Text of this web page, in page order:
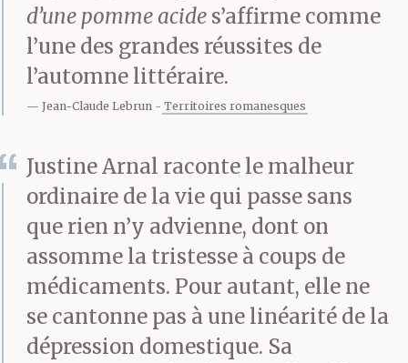
femme et ses trois
filles : « Ce soir, c’est
moi qui ai la télé. »
prévient pas, mais cela
ne l’empêche pas de
l’avoir (sauf exceptions
– rares, âprement
négociées).
d’une pomme acide s’affirme comme
l’une des grandes réussites de
l’automne littéraire.
Jean-Claude Lebrun Territoires romanesques
Justine Arnal raconte le malheur
ordinaire de la vie qui passe sans
que rien n’y advienne, dont on
assomme la tristesse à coups de
médicaments. Pour autant, elle ne
se cantonne pas à une linéarité de la
dépression domestique. Sa